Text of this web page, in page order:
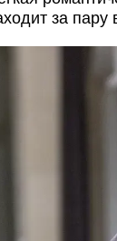
за пару